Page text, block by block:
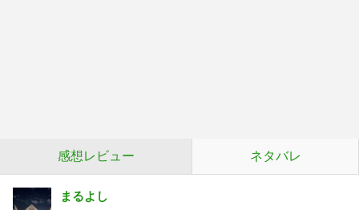
感想レビュー ネタバレ
まるよし